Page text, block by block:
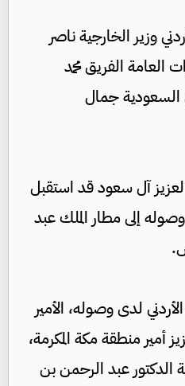
وزير الخارجية ناصر
العامة الفريق محمد
السعودية جمال
آل سعود قد استقبل
وصوله إلى مطار الملك عبد
لدى وصوله، الأمير
أمير منطقة مكة المكرمة،
الدكتور عبد الرحمن بن